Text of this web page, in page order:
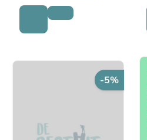
-5%